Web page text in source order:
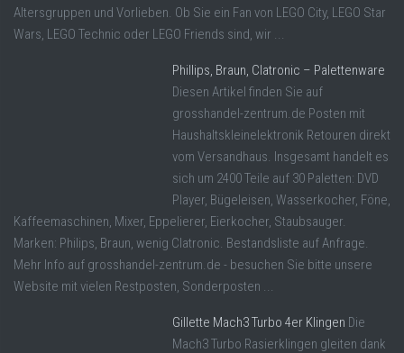
Altersgruppen und Vorlieben. Ob Sie ein Fan von LEGO City, LEGO Star
Wars, LEGO Technic oder LEGO Friends sind, wir ...
Phillips, Braun, Clatronic – Palettenware
Diesen Artikel finden Sie auf
grosshandel-zentrum.de Posten mit
Haushaltskleinelektronik Retouren direkt
vom Versandhaus. Insgesamt handelt es
sich um 2400 Teile auf 30 Paletten: DVD
Player, Bügeleisen, Wasserkocher, Föne,
Kaffeemaschinen, Mixer, Eppelierer, Eierkocher, Staubsauger.
Marken: Philips, Braun, wenig Clatronic. Bestandsliste auf Anfrage.
Mehr Info auf grosshandel-zentrum.de - besuchen Sie bitte unsere
Website mit vielen Restposten, Sonderposten ...
Gillette Mach3 Turbo 4er Klingen Die
Mach3 Turbo Rasierklingen gleiten dank